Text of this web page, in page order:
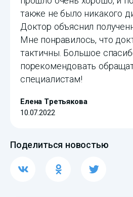
также не было никакого
Доктор объяснил
Мне понравилось, что
тактичны. Большое
порекомендовать
специалистам!
Елена Третьякова
10.07.2022
Поделиться новостью